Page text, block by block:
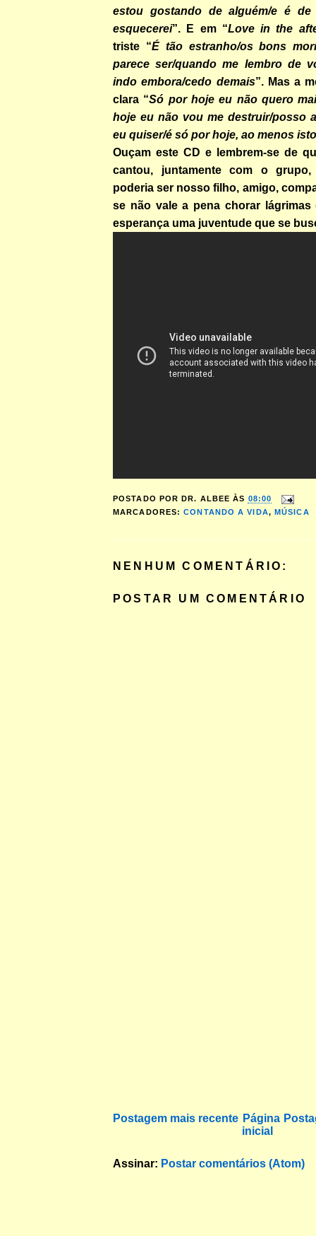
estou gostando de alguém/e é
esquecerei”. E em “Love in the
triste “É tão estranho/os bons
parece ser/quando me lembro de
indo embora/cedo demais”. Mas a
clara “Só por hoje eu não quero
hoje eu não vou me destruir/posso
eu quiser/é só por hoje, ao menos
Ouçam este CD e lembrem-se de
cantou, juntamente com o
poderia ser nosso filho, amigo,
se não vale a pena chorar lágrimas
esperança uma juventude que se
POSTADO POR DR. ALBEE ÀS 08:00
MARCADORES:CONTANDO A VIDA,MÚSICA
NENHUM COMENTÁRIO:
POSTAR UM COMENTÁRIO
Postagem mais recente Página
inicial
Assinar: Postar comentários (Atom)